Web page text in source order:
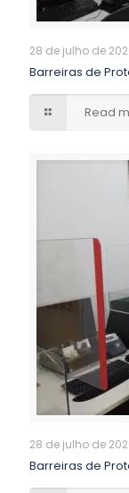
28 de julho de
Barreiras de
Read
28 de julho de
Barreiras de